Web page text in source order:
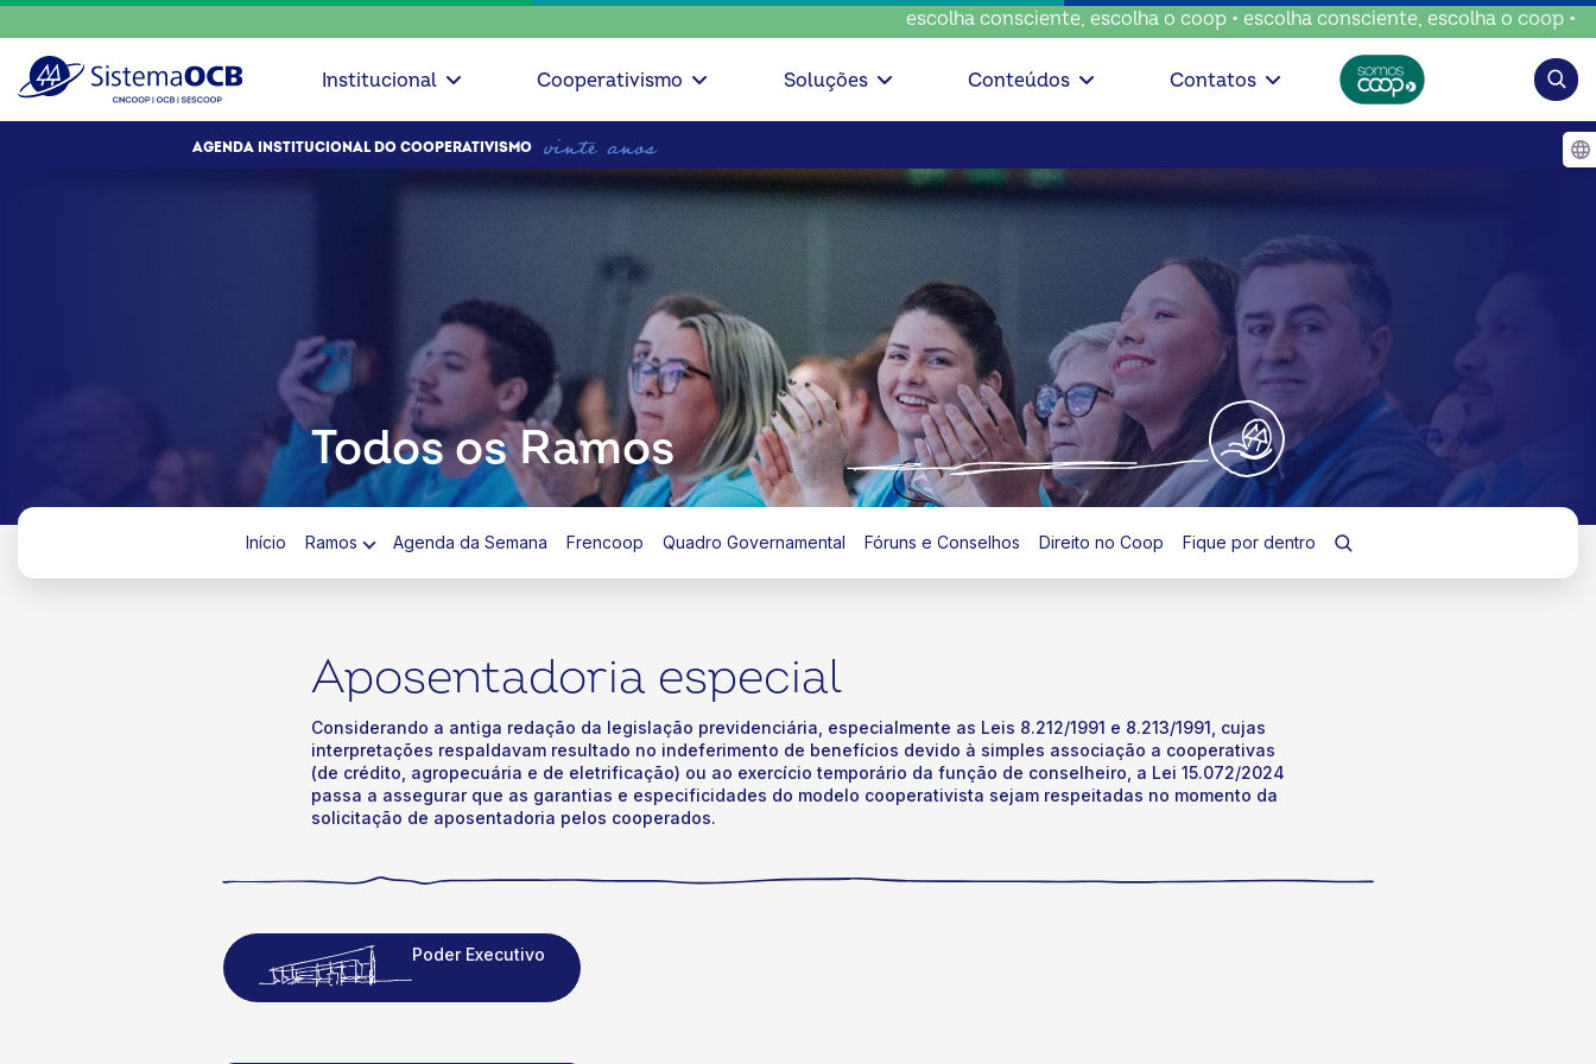
escolha consciente, escolha o coop • escolha consciente, escolha o coop •
Institucional Cooperativismo Soluções Conteúdos Contatos
AGENDA INSTITUCIONAL DO COOPERATIVISMO
Todos os Ramos
Início Ramos Agenda da Semana Frencoop Quadro Governamental Fóruns e Conselhos Direito no Coop Fique por dentro
Aposentadoria especial
Considerando a antiga redação da legislação previdenciária, especialmente as Leis 8.212/1991 e 8.213/1991, cujas
interpretações respaldavam resultado no indeferimento de benefícios devido à simples associação a cooperativas
(de crédito, agropecuária e de eletrificação) ou ao exercício temporário da função de conselheiro, a Lei 15.072/2024
passa a assegurar que as garantias e especificidades do modelo cooperativista sejam respeitadas no momento da
solicitação de aposentadoria pelos cooperados.
Poder Executivo